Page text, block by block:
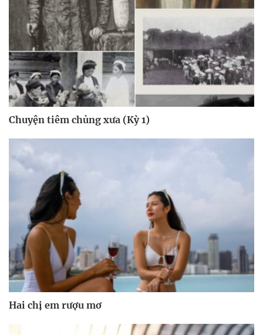
Chuyện tiêm chủng xưa (Kỳ 1)
Hai chị em rượu mơ